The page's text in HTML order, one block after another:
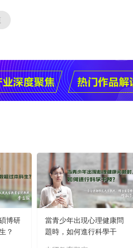
博研
？
當青少年出現心理健康問
題時，如何進行科學干